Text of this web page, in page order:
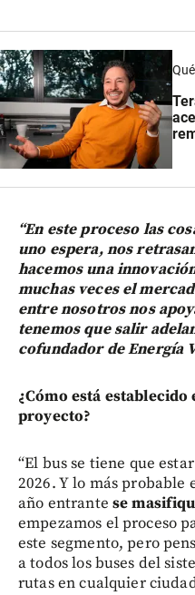
“En este proceso las
uno espera, nos
hacemos una
muchas veces el
entre nosotros nos
tenemos que salir
cofundador de Energía
¿Cómo está
proyecto?
“El bus se tiene que
2026. Y lo más probable
año entrante se
empezamos el proceso
este segmento, pero
a todos los buses del
rutas en cualquier